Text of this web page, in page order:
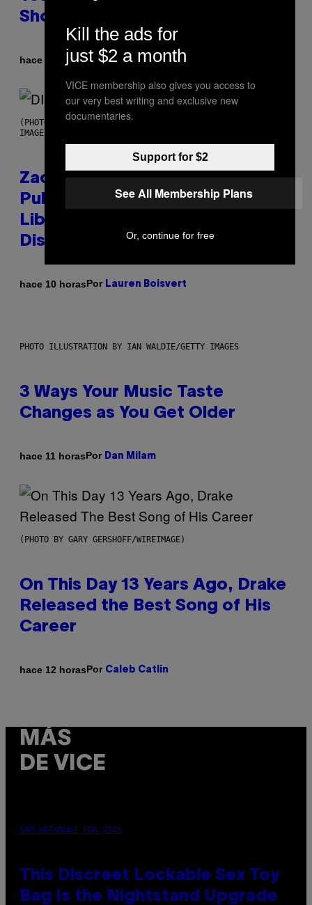
Shoegaze
hace 10 horasPorStephen Andrew Galiher
(PHOTO BY ROBERTO PANUCCI – CORBIS/CORBIS VIA GETTY
IMAGES)
Zachary Cole Smith Wants a
Publicly Owned Music Streaming
Library Built on Spotify’s
Dismantled Bones
hace 10 horasPor Lauren Boisvert
PHOTO ILLUSTRATION BY IAN WALDIE/GETTY IMAGES
3 Ways Your Music Taste
Changes as You Get Older
hace 11 horasPor Dan Milam
(PHOTO BY GARY GERSHOFF/WIREIMAGE)
On This Day 13 Years Ago, Drake
Released the Best Song of His
Career
hace 12 horasPor Caleb Catlin
MÁS
DE VICE
SAM WATANUKI FOR VICE
This Discreet Lockable Sex Toy
Bag Is the Nightstand Upgrade
Kill the ads for
just $2 a month
VICE membership also gives you access to
our very best writing and exclusive new
documentaries.
Support for $2
See All Membership Plans
Or, continue for free